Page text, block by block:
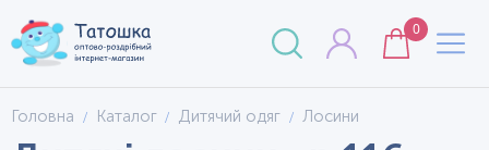
0
Головна Каталог Дитячий одяг Лосини